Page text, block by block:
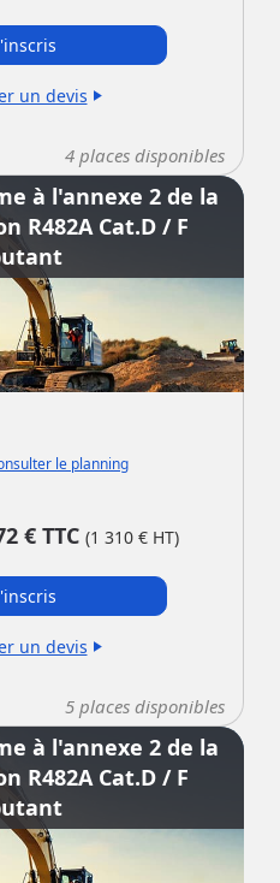
un devis play_arrow
4 places disponibles
à l'annexe 2 de la
R482A Cat.D / F
le planning
€ TTC (1 310 € HT)
un devis play_arrow
5 places disponibles
à l'annexe 2 de la
R482A Cat.D / F